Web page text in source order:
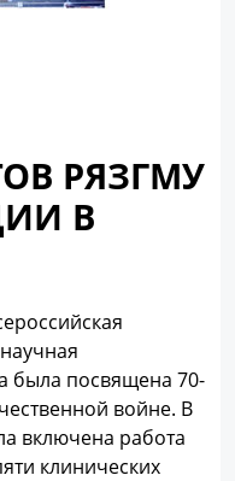
РЯЗГМУ
В
была посвящена 70-
войне. В
включена работа
клинических